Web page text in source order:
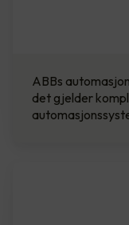
ABBs
det gjelder